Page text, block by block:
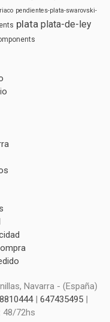
pendientes-plata-swarovski-
plata plata-de-ley
Navarra - (España)
| 647435495 |
48/72hs